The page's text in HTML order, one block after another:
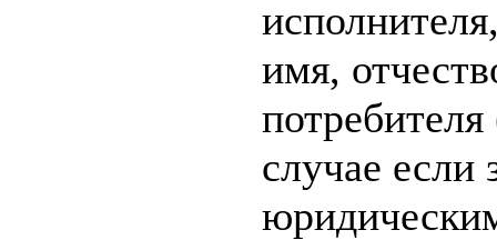
имя,
случае если